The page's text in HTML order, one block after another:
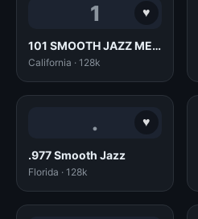
♥
1
101 SMOOTH JAZZ MELLOW MIX
California · 128k
♥
.
.977 Smooth Jazz
Florida · 128k